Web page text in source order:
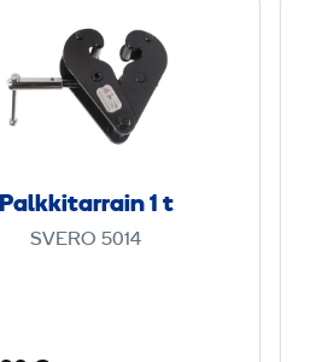
a
k
k
1 t
SVERO 5014